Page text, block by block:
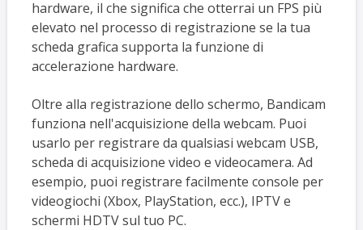
hardware, il che significa che otterrai un FPS più
elevato nel processo di registrazione se la tua
scheda grafica supporta la funzione di
accelerazione hardware.
Oltre alla registrazione dello schermo, Bandicam
funziona nell'acquisizione della webcam. Puoi
usarlo per registrare da qualsiasi webcam USB,
scheda di acquisizione video e videocamera. Ad
esempio, puoi registrare facilmente console per
videogiochi (Xbox, PlayStation, ecc.), IPTV e
schermi HDTV sul tuo PC.